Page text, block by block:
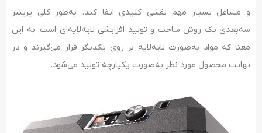
و مشاغل بسیار مهم نقشی کلیدی ایفا کند. به‌طور کلی پرینتر
سه‌بعدی یک روش ساخت و تولید افزایشی لایه‌لایه‌ای است؛ به این
معنا که مواد به‌صورت لایه‌لایه بر روی یکدیگر قرار می‌گیرند و در
نهایت محصول مورد نظر به‌صورت یکپارچه تولید می‌شود.